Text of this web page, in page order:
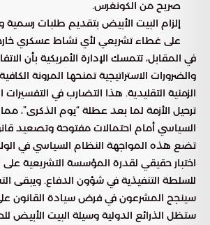
صريح من الكونغرس.
إلزام البيت الأبيض بتقديم طلبات
على غطاء تشريعي لأي نشاط عسكري
في المقابل، تتمسك الإدارة الأمريكية بأن
والضرورات الاستراتيجية تمنحها المرونة
الزمنية التقليدية. هذا التضارب في
ترحيل الأزمة لما بعد عطلة “يوم الذكرى”،
السياسي أمام احتمالات مفتوحة وتصعيد
تضع هذه المواجهة النظام السياسي في
اختبار حقيقي لقدرة المؤسسة التشريعية
للسلطة التنفيذية في شؤون الدفاع. ويبقى
سينجح المشرعون في فرض سيادة القانون على
ستظل الذرائع الدولية وسيلة البيت الأبيض